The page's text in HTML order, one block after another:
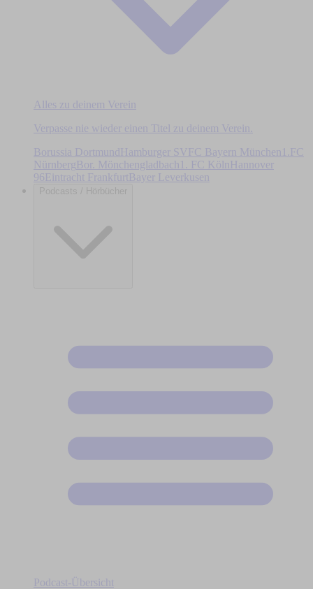
Alles zu deinem Verein
Verpasse nie wieder einen Titel zu deinem Verein.
Borussia DortmundHamburger SV FC Bayern München
1.FC
Nürnberg Bor. Mönchengladbach 1. FC Köln
Hannover
96Eintracht Frankfurt Bayer Leverkusen
Podcasts / Hörbücher
Podcast-Übersicht